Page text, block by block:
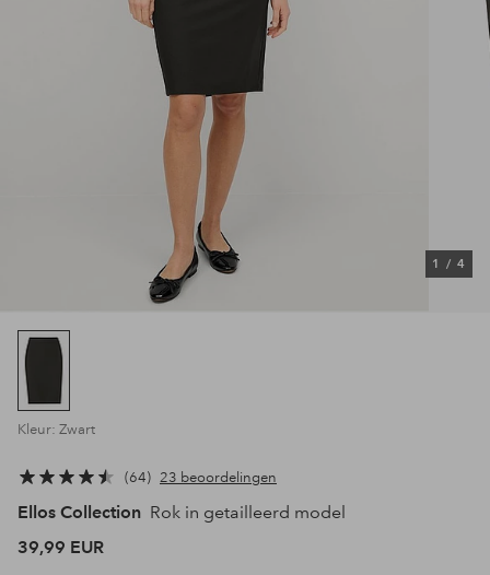
1 / 4
Kleur: Zwart
64 23 beoordelingen
Ellos Collection Rok in getailleerd model
39,99 EUR